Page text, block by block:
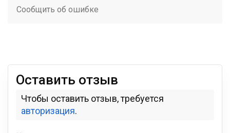
Сообщить об ошибке
Оставить отзыв
Чтобы оставить отзыв, требуется
авторизация.